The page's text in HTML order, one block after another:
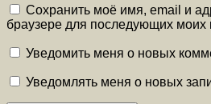
Сохранить моё имя, email и
браузере для последующих моих
Уведомить меня о новых
Уведомлять меня о новых